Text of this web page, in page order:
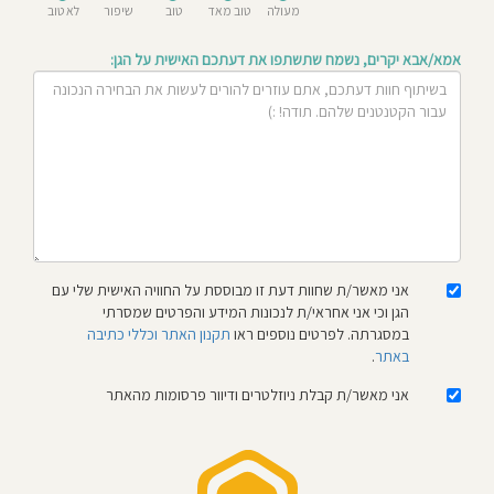
מעולה טוב מאד טוב
שיפור
לא טוב
אמא/אבא יקרים, נשמח שתשתפו את דעתכם האישית על הגן:
אני מאשר/ת שחוות דעת זו מבוססת על החוויה האישית שלי עם
הגן וכי אני אחראי/ת לנכונות המידע והפרטים שמסרתי
במסגרתה. לפרטים נוספים ראו תקנון האתר וכללי כתיבה
באתר.
אני מאשר/ת קבלת ניוזלטרים ודיוור פרסומות מהאתר